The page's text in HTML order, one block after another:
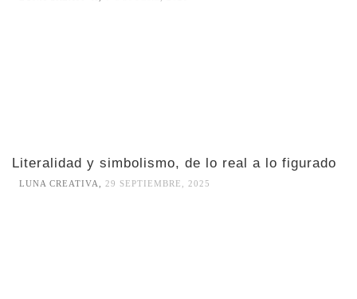
Literalidad y simbolismo, de lo real a lo figurado
LUNA CREATIVA, 29 SEPTIEMBRE, 2025